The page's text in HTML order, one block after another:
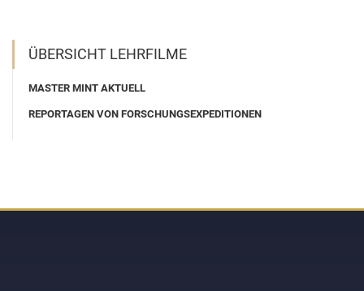
ÜBERSICHT LEHRFILME
MASTER MINT AKTUELL
REPORTAGEN VON FORSCHUNGSEXPEDITIONEN